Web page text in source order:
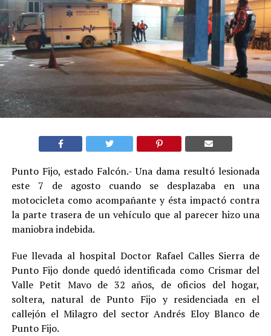
Punto Fijo, estado Falcón.- Una dama resultó lesionada
este 7 de agosto cuando se desplazaba en una
motocicleta como acompañante y ésta impactó contra
la parte trasera de un vehículo que al parecer hizo una
maniobra indebida.
Fue llevada al hospital Doctor Rafael Calles Sierra de
Punto Fijo donde quedó identificada como Crismar del
Valle Petit Mavo de 32 años, de oficios del hogar,
soltera, natural de Punto Fijo y residenciada en el
callejón el Milagro del sector Andrés Eloy Blanco de
Punto Fijo.